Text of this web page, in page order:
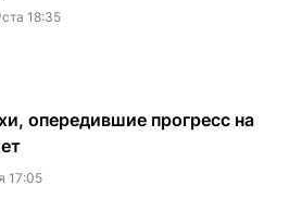
18:35
опередившие прогресс на
17:05